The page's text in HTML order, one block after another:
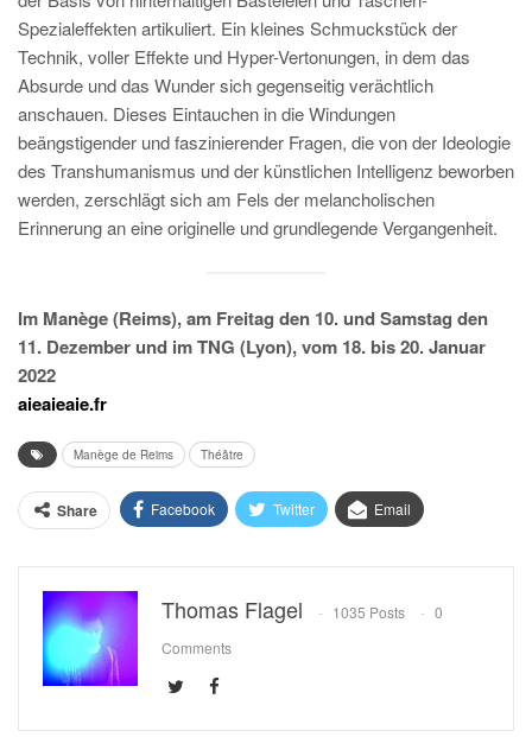
Spezialeffekten artikuliert. Ein kleines Schmuckstück der
Technik, voller Effekte und Hyper-Vertonungen, in dem das
Absurde und das Wunder sich gegenseitig verächtlich
anschauen. Dieses Eintauchen in die Windungen
beängstigender und faszinierender Fragen, die von der Ideologie
des Transhumanismus und der künstlichen Intelligenz beworben
werden, zerschlägt sich am Fels der melancholischen
Erinnerung an eine originelle und grundlegende Vergangenheit.
Im Manège (Reims), am Freitag den 10. und Samstag den
11. Dezember und im TNG (Lyon), vom 18. bis 20. Januar
2022
aieaieaie.fr
Manège de Reims Théâtre
Share Facebook Twitter Email
Thomas Flagel 1035 Posts
0
Comments